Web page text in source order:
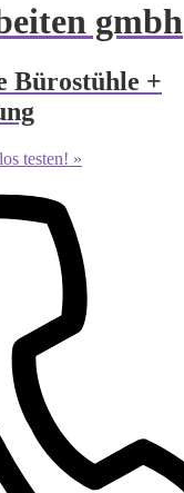
gmbh
Bürostühle +
testen! »